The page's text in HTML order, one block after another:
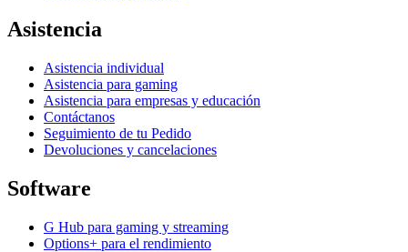
Asistencia
Asistencia individual
Asistencia para gaming
Asistencia para empresas y educación
Contáctanos
Seguimiento de tu Pedido
Devoluciones y cancelaciones
Software
G Hub para gaming y streaming
Options+ para el rendimiento